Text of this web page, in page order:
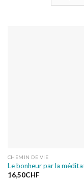
CHEMIN DE VIE
Le bonheur par la
16,50CHF